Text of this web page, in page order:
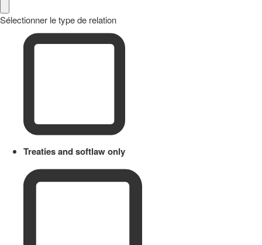
Sélectionner le type de relation
Treaties and softlaw only